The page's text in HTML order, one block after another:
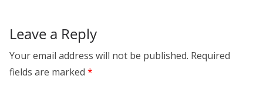
Leave a Reply
Your email address will not be published. Required
fields are marked *